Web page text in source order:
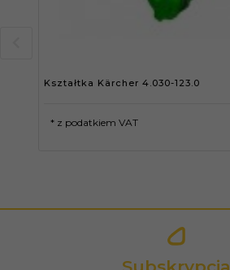
Kształtka Kärcher 4.030-123.0
* z podatkiem VAT